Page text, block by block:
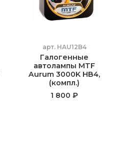
арт. HAU12B4
Галогенные
автолампы MTF
Aurum 3000K HB4,
(компл.)
1 800 ₽